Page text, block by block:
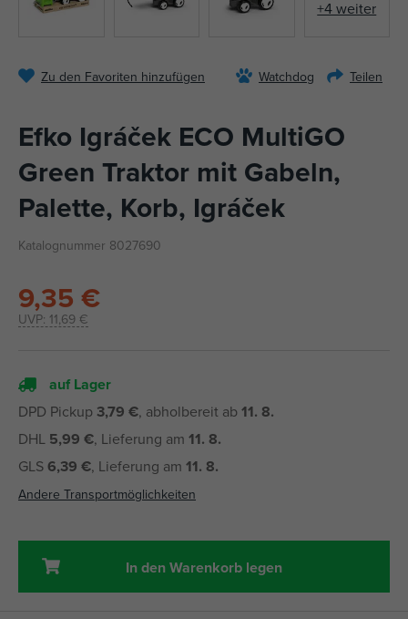
+4 weiter
Zu den Favoriten hinzufügen Watchdog Teilen
Efko Igráček ECO MultiGO
Green Traktor mit Gabeln,
Palette, Korb, Igráček
Katalognummer 8027690
UVP: 11,69 €
9,35 €
auf Lager
DPD Pickup 3,79 €, abholbereit ab 11. 8.
DHL 5,99 €, Lieferung am 11. 8.
GLS6,39 €, Lieferung am 11. 8.
Andere Transportmöglichkeiten
In den Warenkorb legen